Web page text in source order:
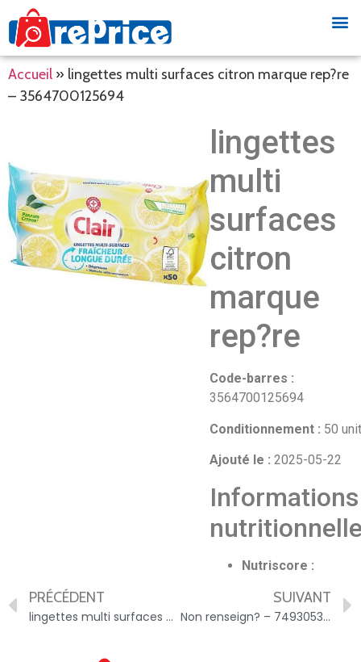
Accueil » lingettes multi surfaces citron marque rep?re
– 3564700125694
lingettes
multi
surfaces
citron
marque
rep?re
Code-barres :
3564700125694
Conditionnement : 50
Ajouté le : 2025-05-22
Informations
Nutriscore :
PRÉCÉDENT
lingettes multi surfaces muguet marque rep?re – 3564700265680
SUIVANT
Non renseign? – 749305342612